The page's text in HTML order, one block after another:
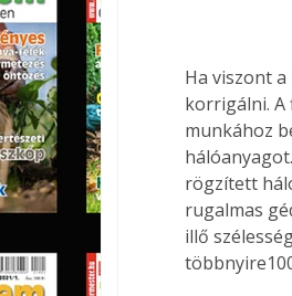
Ha viszont
korrigálni. A
munkához
rögzített
rugalmas
illő